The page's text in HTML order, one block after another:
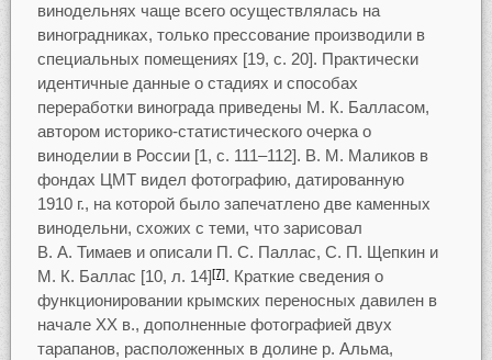
винодельнях чаще всего осуществлялась на
виноградниках, только прессование производили в
специальных помещениях [19, с. 20]. Практически
идентичные данные о стадиях и способах
переработки винограда приведены М. К. Балласом,
автором историко-статистического очерка о
виноделии в России [1, с. 111–112]. В. М. Маликов в
фондах ЦМТ видел фотографию, датированную
1910 г., на которой было запечатлено две каменных
винодельни, схожих с теми, что зарисовал
В. А. Тимаев и описали П. С. Паллас, С. П. Щепкин и
М. К. Баллас [10, л. 14][7]. Краткие сведения о
функционировании крымских переносных давилен в
начале XX в., дополненные фотографией двух
тарапанов, расположенных в долине р. Альма,